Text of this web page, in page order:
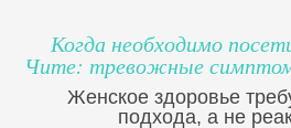
Когда необходимо
Чите: тревожные
Женское здоровье
подхода, а не